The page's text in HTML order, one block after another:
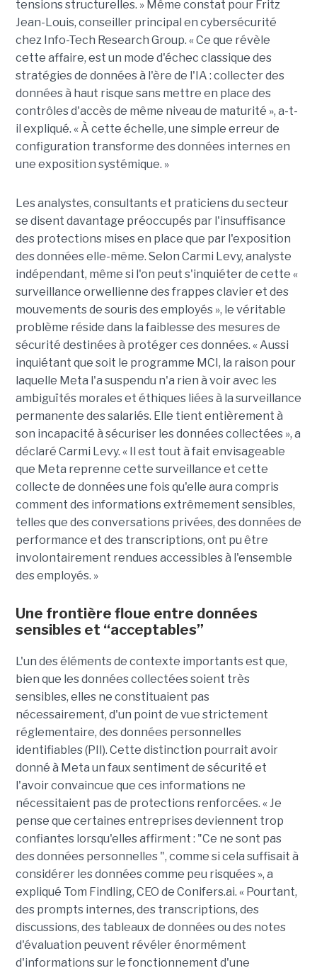
tensions structurelles. » Même constat pour Fritz
Jean-Louis, conseiller principal en cybersécurité
chez Info-Tech Research Group. « Ce que révèle
cette affaire, est un mode d'échec classique des
stratégies de données à l'ère de l'IA : collecter des
données à haut risque sans mettre en place des
contrôles d'accès de même niveau de maturité », a-t-
il expliqué. « À cette échelle, une simple erreur de
configuration transforme des données internes en
une exposition systémique. »
Les analystes, consultants et praticiens du secteur
se disent davantage préoccupés par l'insuffisance
des protections mises en place que par l'exposition
des données elle-même. Selon Carmi Levy, analyste
indépendant, même si l'on peut s'inquiéter de cette «
surveillance orwellienne des frappes clavier et des
mouvements de souris des employés », le véritable
problème réside dans la faiblesse des mesures de
sécurité destinées à protéger ces données. « Aussi
inquiétant que soit le programme MCI, la raison pour
laquelle Meta l'a suspendu n'a rien à voir avec les
ambiguïtés morales et éthiques liées à la surveillance
permanente des salariés. Elle tient entièrement à
son incapacité à sécuriser les données collectées », a
déclaré Carmi Levy. « Il est tout à fait envisageable
que Meta reprenne cette surveillance et cette
collecte de données une fois qu'elle aura compris
comment des informations extrêmement sensibles,
telles que des conversations privées, des données de
performance et des transcriptions, ont pu être
involontairement rendues accessibles à l'ensemble
des employés. »
Une frontière floue entre données
sensibles et “acceptables”
L'un des éléments de contexte importants est que,
bien que les données collectées soient très
sensibles, elles ne constituaient pas
nécessairement, d'un point de vue strictement
réglementaire, des données personnelles
identifiables (PII). Cette distinction pourrait avoir
donné à Meta un faux sentiment de sécurité et
l'avoir convaincue que ces informations ne
nécessitaient pas de protections renforcées. « Je
pense que certaines entreprises deviennent trop
confiantes lorsqu'elles affirment : "Ce ne sont pas
des données personnelles ", comme si cela suffisait à
considérer les données comme peu risquées », a
expliqué Tom Findling, CEO de Conifers.ai. « Pourtant,
des prompts internes, des transcriptions, des
discussions, des tableaux de données ou des notes
d'évaluation peuvent révéler énormément
d'informations sur le fonctionnement d'une